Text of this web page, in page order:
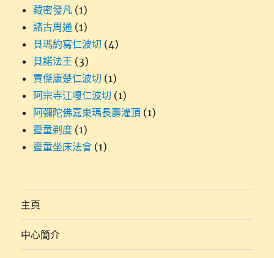
藏密發凡 (1)
諸古周通 (1)
貝瑪約寫仁波切 (4)
貝諾法王 (3)
賈傑康楚仁波切 (1)
阿宗寺江嘎仁波切 (1)
阿彌陀佛嘉東瑪長壽灌頂 (1)
靈童剃度 (1)
靈童坐床法會 (1)
主頁
中心簡介